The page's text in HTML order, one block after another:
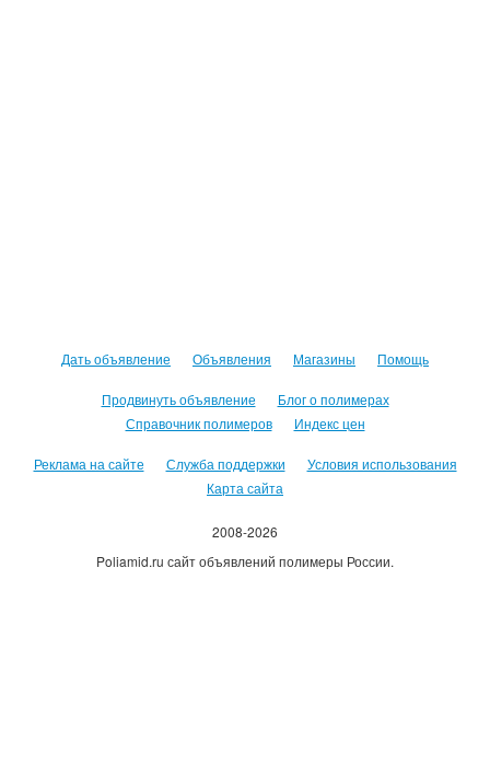
Дать объявление Объявления Магазины Помощь
Продвинуть объявление
Блог о полимерах
Справочник полимеров
Индекс цен
Реклама на сайте Служба поддержки
Условия использования
Карта сайта
2008-2026
Poliamid.ru сайт объявлений полимеры России.